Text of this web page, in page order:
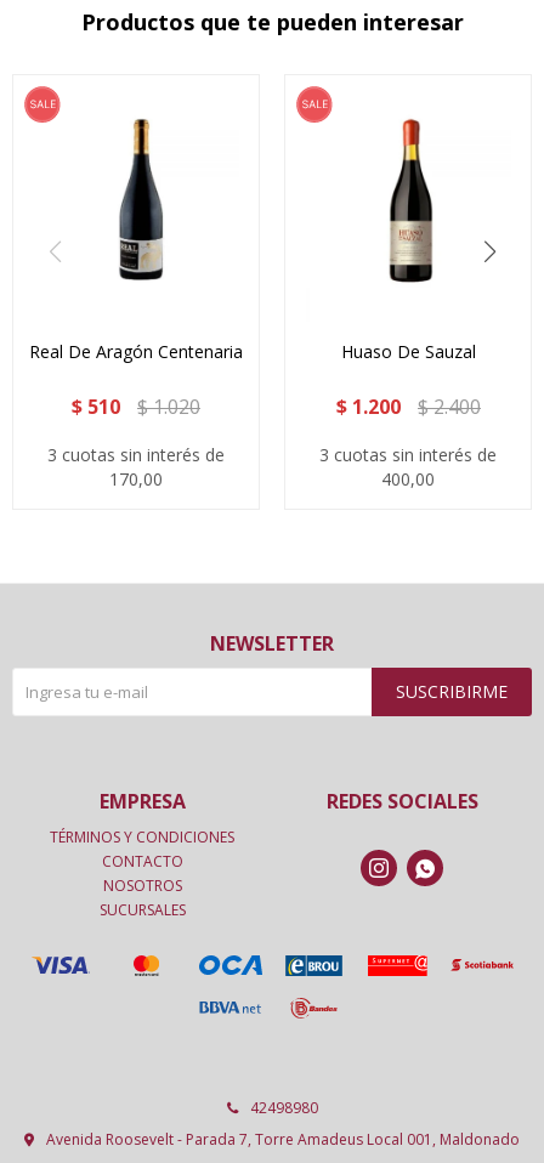
Productos que te pueden interesar
Real De Aragón Centenaria
$ 510 $1.020
3 cuotas sin interés de
170,00
Huaso De Sauzal
$ 1.200 $2.400
3 cuotas sin interés de
400,00
NEWSLETTER
SUSCRIBIRME
REDES SOCIALES
 
42498980
Avenida Roosevelt - Parada 7, Torre Amadeus Local 001, Maldonado
EMPRESA
TÉRMINOS Y CONDICIONES
CONTACTO
NOSOTROS
SUCURSALES